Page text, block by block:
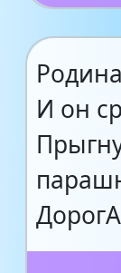
И он